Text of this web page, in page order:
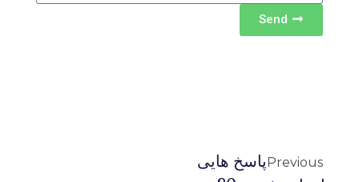
Send
Previousپاسخ هایی